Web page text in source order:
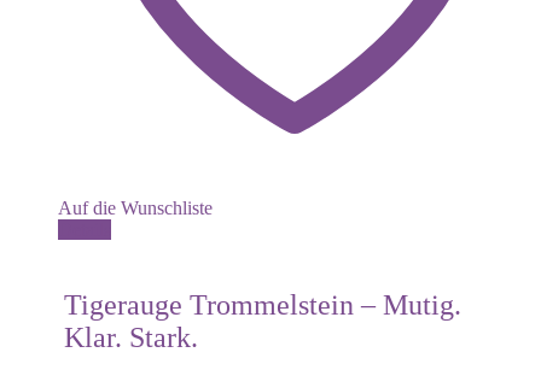
Auf die Wunschliste
Tigerauge Trommelstein – Mutig.
Klar. Stark.